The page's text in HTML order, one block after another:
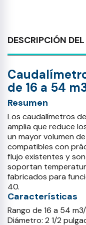
DESCRIPCIÓN
de 16 a 54
Resumen
Los caudalímetros
amplia que reduce
un mayor volumen
compatibles con
flujo existentes y
soportan
fabricados para
40.
Características
Rango de 16 a 54
Diámetro: 2 1/2